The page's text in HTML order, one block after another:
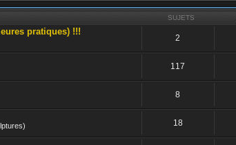
SUJETS
pratiques) !!!
2
117
8
18